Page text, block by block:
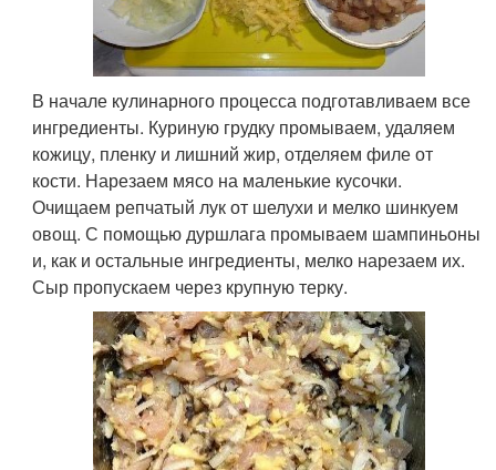
В начале кулинарного процесса подготавливаем все
ингредиенты. Куриную грудку промываем, удаляем
кожицу, пленку и лишний жир, отделяем филе от
кости. Нарезаем мясо на маленькие кусочки.
Очищаем репчатый лук от шелухи и мелко шинкуем
овощ. С помощью дуршлага промываем шампиньоны
и, как и остальные ингредиенты, мелко нарезаем их.
Сыр пропускаем через крупную терку.